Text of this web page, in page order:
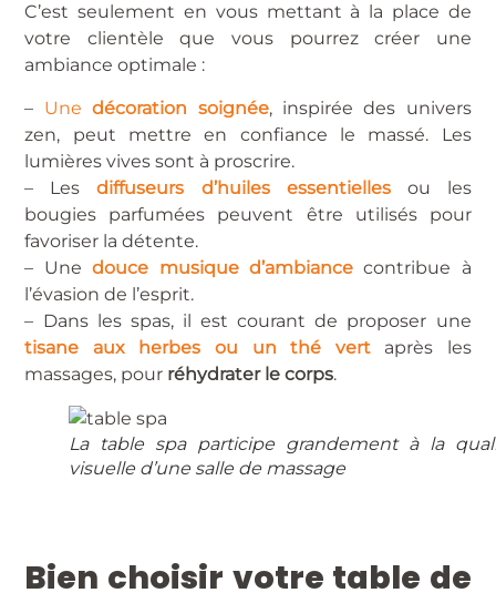
C’est seulement en vous mettant à la place de
votre clientèle que vous pourrez créer une
ambiance optimale :
– Unedécoration soignée, inspirée des univers
zen, peut mettre en confiance le massé. Les
lumières vives sont à proscrire.
– Lesdiffuseurs d’huiles essentiellesou les
bougies parfumées peuvent être utilisés pour
favoriser la détente.
– Unedouce musique d’ambiancecontribue à
l’évasion de l’esprit.
– Dans les spas, il est courant de proposer une
tisane aux herbes ou un thé vertaprès les
massages, pour réhydrater le corps.
La table spa participe grandement à la
visuelle d’une salle de massage
Bien choisir votre table de